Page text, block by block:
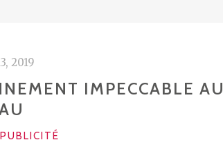
2019
IMPECCABLE AU